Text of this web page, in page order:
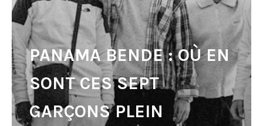
PANAMA BENDE : OÙ EN
SONT CES SEPT
GARÇONS PLEIN